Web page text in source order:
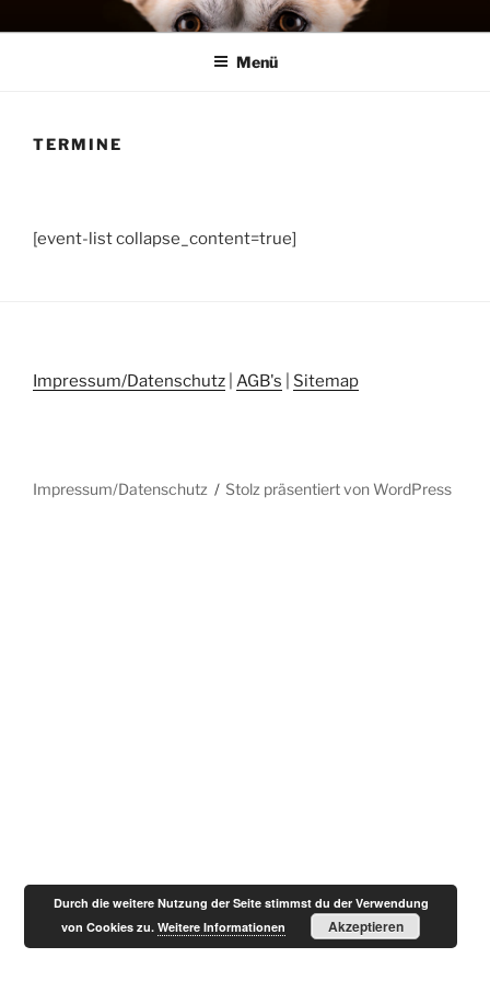
InhaltMENSCH HUND SYSTEME
Training, Seminare, Coaching – Michael Stephan
Menü
TERMINE
[event-list collapse_content=true]
Impressum/Datenschutz AGB's Sitemap
Impressum/Datenschutz Stolz präsentiert von WordPress
Durch die weitere Nutzung der Seite stimmst du der Verwendung
von Cookies zu.Weitere Informationen Akzeptieren